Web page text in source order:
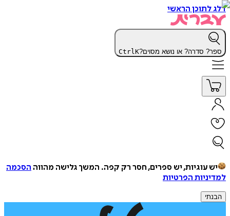
דלג לתוכן הראשי
ספר? סדרה? או נושא מסוים? CtrlK
יש עוגיות, יש ספרים, חסר רק קפה. המשך גלישה מהווה הסכמה
למדיניות הפרטיות
הבנתי